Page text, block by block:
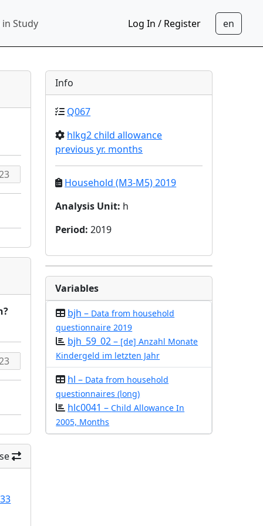
in Study Log In / Register
Info
Q067
hlkg2 child allowance
previous yr. months
Household (M3-M5) 2019
Analysis Unit: h
Period:2019
Variables
bjh – Data from household
questionnaire 2019
bjh_59_02 – [de] Anzahl Monate
Kindergeld im letzten Jahr
hl – Data from household
questionnaires (long)
hlc0041 –Child Allowance In
2005, Months